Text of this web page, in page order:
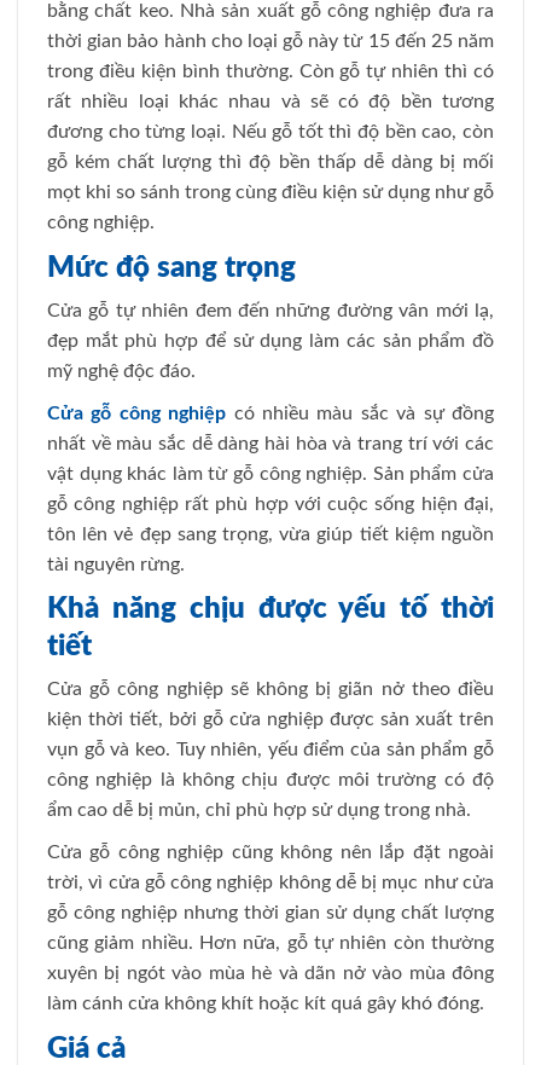
bằng chất keo. Nhà sản xuất gỗ công nghiệp đưa ra
thời gian bảo hành cho loại gỗ này từ 15 đến 25 năm
trong điều kiện bình thường. Còn gỗ tự nhiên thì có
rất nhiều loại khác nhau và sẽ có độ bền tương
đương cho từng loại. Nếu gỗ tốt thì độ bền cao, còn
gỗ kém chất lượng thì độ bền thấp dễ dàng bị mối
mọt khi so sánh trong cùng điều kiện sử dụng như gỗ
công nghiệp.
Mức độ sang trọng
Cửa gỗ tự nhiên đem đến những đường vân mới lạ,
đẹp mắt phù hợp để sử dụng làm các sản phẩm đồ
mỹ nghệ độc đáo.
Cửa gỗ công nghiệp có nhiều màu sắc và sự đồng
nhất về màu sắc dễ dàng hài hòa và trang trí với các
vật dụng khác làm từ gỗ công nghiệp. Sản phẩm cửa
gỗ công nghiệp rất phù hợp với cuộc sống hiện đại,
tôn lên vẻ đẹp sang trọng, vừa giúp tiết kiệm nguồn
tài nguyên rừng.
Khả năng chịu được yếu tố thời
tiết
Cửa gỗ công nghiệp sẽ không bị giãn nở theo điều
kiện thời tiết, bởi gỗ cửa nghiệp được sản xuất trên
vụn gỗ và keo. Tuy nhiên, yếu điểm của sản phẩm gỗ
công nghiệp là không chịu được môi trường có độ
ẩm cao dễ bị mủn, chỉ phù hợp sử dụng trong nhà.
Cửa gỗ công nghiệp cũng không nên lắp đặt ngoài
trời, vì cửa gỗ công nghiệp không dễ bị mục như cửa
gỗ công nghiệp nhưng thời gian sử dụng chất lượng
cũng giảm nhiều. Hơn nữa, gỗ tự nhiên còn thường
xuyên bị ngót vào mùa hè và dãn nở vào mùa đông
làm cánh cửa không khít hoặc kít quá gây khó đóng.
Giá cả